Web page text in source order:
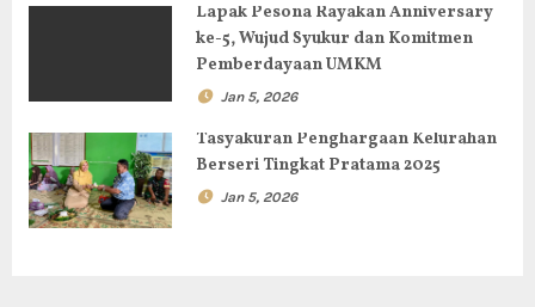
Lapak Pesona Rayakan Anniversary
ke-5, Wujud Syukur dan Komitmen
Pemberdayaan UMKM
Jan 5, 2026
Tasyakuran Penghargaan Kelurahan
Berseri Tingkat Pratama 2025
Jan 5, 2026